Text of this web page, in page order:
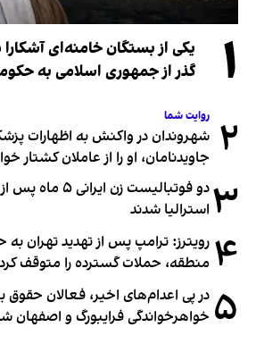
۱
یکی از بستگان خامنه‌ای
گذر از جمهوری اسلامی به
۲ روایت شما
شهروندان در واکنش به اظهارات
جاویدنامان، او را از عاملان کشتار
۳
دو فوتبالیست زن
استرالیا شدند
۴ رویترز: ترامپ پس از تهدید تهران
منطقه، حملات گسترده را متوقف کرد
۵ در پی اعدام‌های اخیر، فعالان حقوق
خواهرخواندگی فرایبورگ و اصفهان